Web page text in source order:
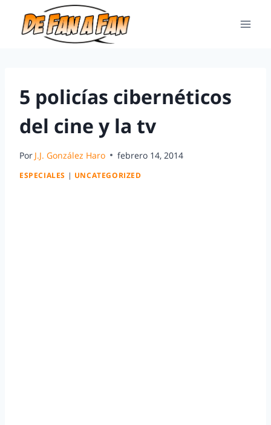
5 policías cibernéticos
del cine y la tv
Por J.J. González Haro febrero 14, 2014
ESPECIALES | UNCATEGORIZED